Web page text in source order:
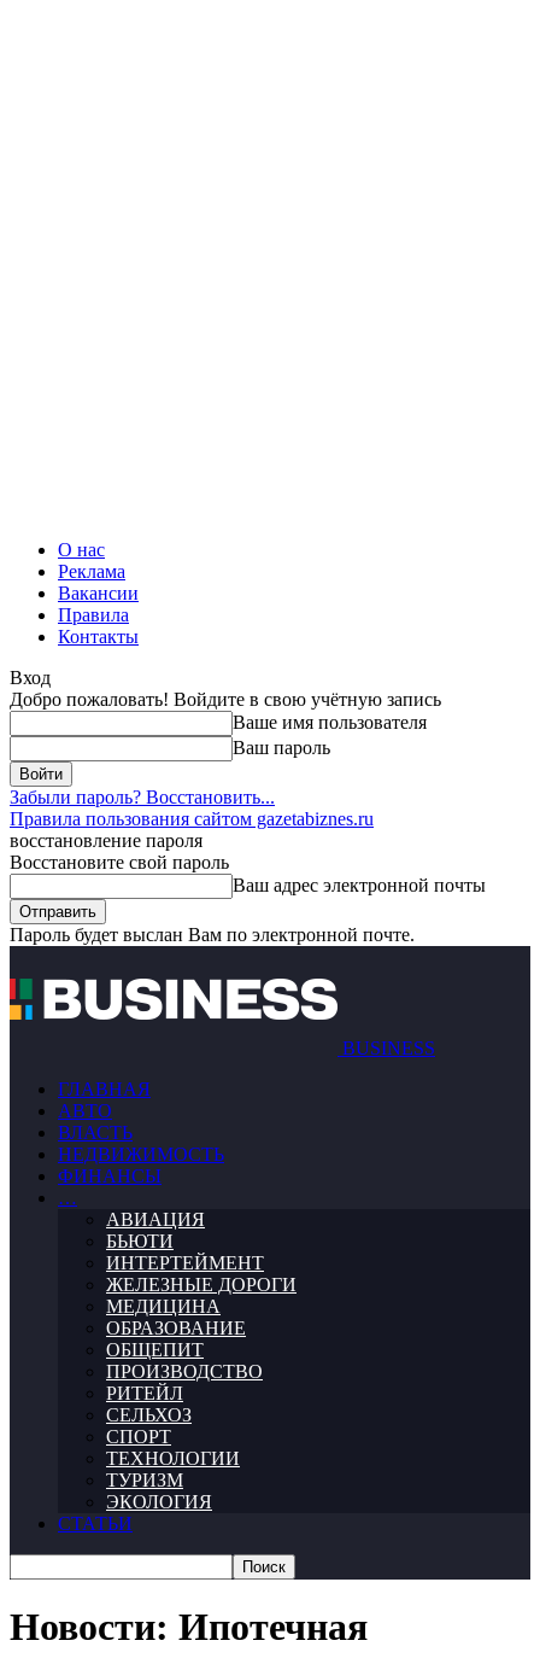
О нас
Реклама
Вакансии
Правила
Контакты
Вход
Добро пожаловать! Войдите в свою учётную запись
Ваше имя пользователя
Ваш пароль
Забыли пароль? Восстановить...
Правила пользования сайтом gazetabiznes.ru
восстановление пароля
Восстановите свой пароль
Ваш адрес электронной почты
Пароль будет выслан Вам по электронной почте.
BUSINESS
ГЛАВНАЯ
АВТО
ВЛАСТЬ
НЕДВИЖИМОСТЬ
ФИНАНСЫ
…
АВИАЦИЯ
БЬЮТИ
ИНТЕРТЕЙМЕНТ
ЖЕЛЕЗНЫЕ ДОРОГИ
МЕДИЦИНА
ОБРАЗОВАНИЕ
ОБЩЕПИТ
ПРОИЗВОДСТВО
РИТЕЙЛ
СЕЛЬХОЗ
СПОРТ
ТЕХНОЛОГИИ
ТУРИЗМ
ЭКОЛОГИЯ
СТАТЬИ
Новости: Ипотечная